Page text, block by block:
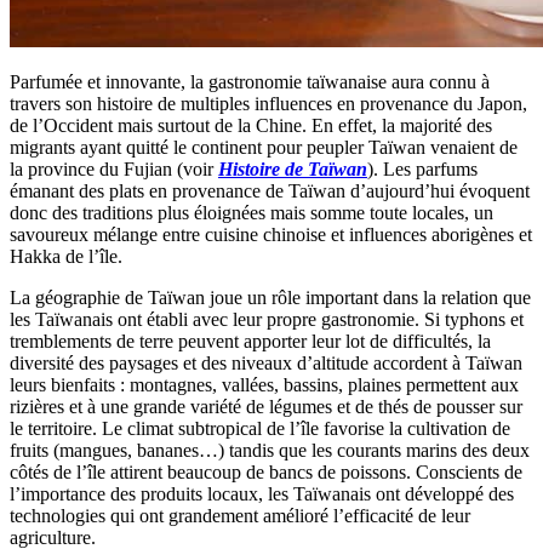
Parfumée et innovante, la gastronomie taïwanaise aura connu à
travers son histoire de multiples influences en provenance du Japon,
de l’Occident mais surtout de la Chine. En effet, la majorité des
migrants ayant quitté le continent pour peupler Taïwan venaient de
la province du Fujian (voir Histoire de Taïwan). Les parfums
émanant des plats en provenance de Taïwan d’aujourd’hui évoquent
donc des traditions plus éloignées mais somme toute locales, un
savoureux mélange entre cuisine chinoise et influences aborigènes et
Hakka de l’île.
La géographie de Taïwan joue un rôle important dans la relation que
les Taïwanais ont établi avec leur propre gastronomie. Si typhons et
tremblements de terre peuvent apporter leur lot de difficultés, la
diversité des paysages et des niveaux d’altitude accordent à Taïwan
leurs bienfaits : montagnes, vallées, bassins, plaines permettent aux
rizières et à une grande variété de légumes et de thés de pousser sur
le territoire. Le climat subtropical de l’île favorise la cultivation de
fruits (mangues, bananes…) tandis que les courants marins des deux
côtés de l’île attirent beaucoup de bancs de poissons. Conscients de
l’importance des produits locaux, les Taïwanais ont développé des
technologies qui ont grandement amélioré l’efficacité de leur
agriculture.